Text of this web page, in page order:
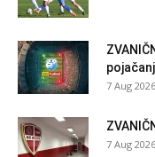
7 Aug
7 Aug